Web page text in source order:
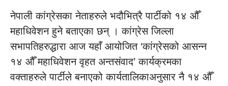
नेपाली कांग्रेसका नेताहरुले भदौभित्रै पार्टीको १४ औँ
महाधिवेशन हुने बताएका छन् । कांग्रेस जिल्ला
सभापतिहरुद्धारा आज यहाँ आयोजित ‘कांग्रेसको आसन्न
१४ औँ महाधिवेशन वृहत अन्तसंवाद’ कार्यक्रमका
वक्ताहरुले पार्टीले बनाएको कार्यतालिकाअनुसार नै १४ औँ